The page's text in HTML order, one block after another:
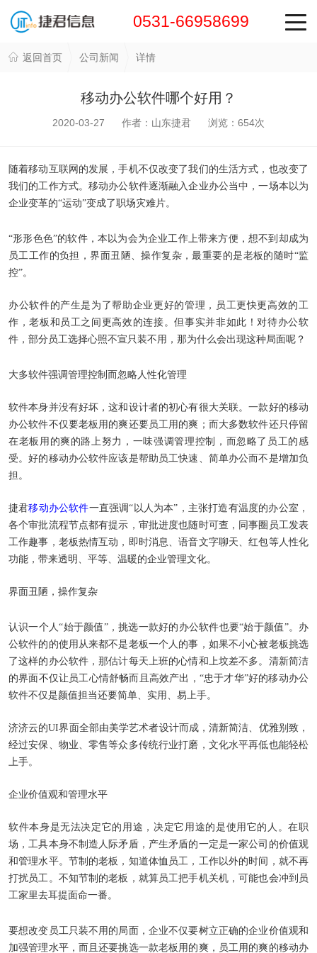
0531-66958699
返回首页 公司新闻 详情
移动办公软件哪个好用？
2020-03-27 作者：山东捷君 浏览： 654次
随着移动互联网的发展，手机不仅改变了我们的生活方式，也改变了
我们的工作方式。移动办公软件逐渐融入企业办公当中，一场本以为
企业变革的“运动”变成了职场灾难片。
“形形色色”的软件，本以为会为企业工作上带来方便，想不到却成为
员工工作的负担，界面丑陋、操作复杂，最重要的是老板的随时“监
控”。
办公软件的产生是为了帮助企业更好的管理，员工更快更高效的工
作，老板和员工之间更高效的连接。但事实并非如此！对待办公软
件，部分员工选择心照不宣只装不用，那为什么会出现这种局面呢？
大多软件强调管理控制而忽略人性化管理
软件本身并没有好坏，这和设计者的初心有很大关联。一款好的移动
办公软件不仅要老板用的爽还要员工用的爽；而大多数软件还只停留
在老板用的爽的路上努力，一味强调管理控制，而忽略了员工的感
受。好的移动办公软件应该是帮助员工快速、简单办公而不是增加负
担。
捷君移动办公软件一直强调“以人为本”，主张打造有温度的办公室，
各个审批流程节点都有提示，审批进度也随时可查，同事圈员工发表
工作趣事，老板热情互动，即时消息、语音文字聊天、红包等人性化
功能，带来透明、平等、温暖的企业管理文化。
界面丑陋，操作复杂
认识一个人“始于颜值”，挑选一款好的办公软件也要“始于颜值”。办
公软件的的使用从来都不是老板一个人的事，如果不小心被老板挑选
了这样的办公软件，那估计每天上班的心情和上坟差不多。清新简洁
的界面不仅让员工心情舒畅而且高效产出，“忠于才华”好的移动办公
软件不仅是颜值担当还要简单、实用、易上手。
济济云的UI界面全部由美学艺术者设计而成，清新简洁、优雅别致，
经过安保、物业、零售等众多传统行业打磨，文化水平再低也能轻松
上手。
企业价值观和管理水平
软件本身是无法决定它的用途，决定它用途的是使用它的人。在职
场，工具本身不制造人际矛盾，产生矛盾的一定是一家公司的价值观
和管理水平。节制的老板，知道体恤员工，工作以外的时间，就不再
打扰员工。不知节制的老板，就算员工把手机关机，可能也会冲到员
工家里去耳提面命一番。
要想改变员工只装不用的局面，企业不仅要树立正确的企业价值观和
加强管理水平，而且还要挑选一款老板用的爽，员工用的爽的移动办